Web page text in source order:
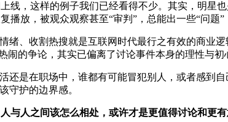
，这样的例子我们已经看得不少。其实，明星也
放，被观众观察甚至“审判”，总能出一些“问题”
、收割热搜就是互联网时代最行之有效的商业逻
的争论，其实已偏离了讨论事件本身的理性与初
是在职场中，谁都有可能冒犯别人，或者感到自
守护的边界感。
与人之间该怎么相处，或许才是更值得讨论和更有